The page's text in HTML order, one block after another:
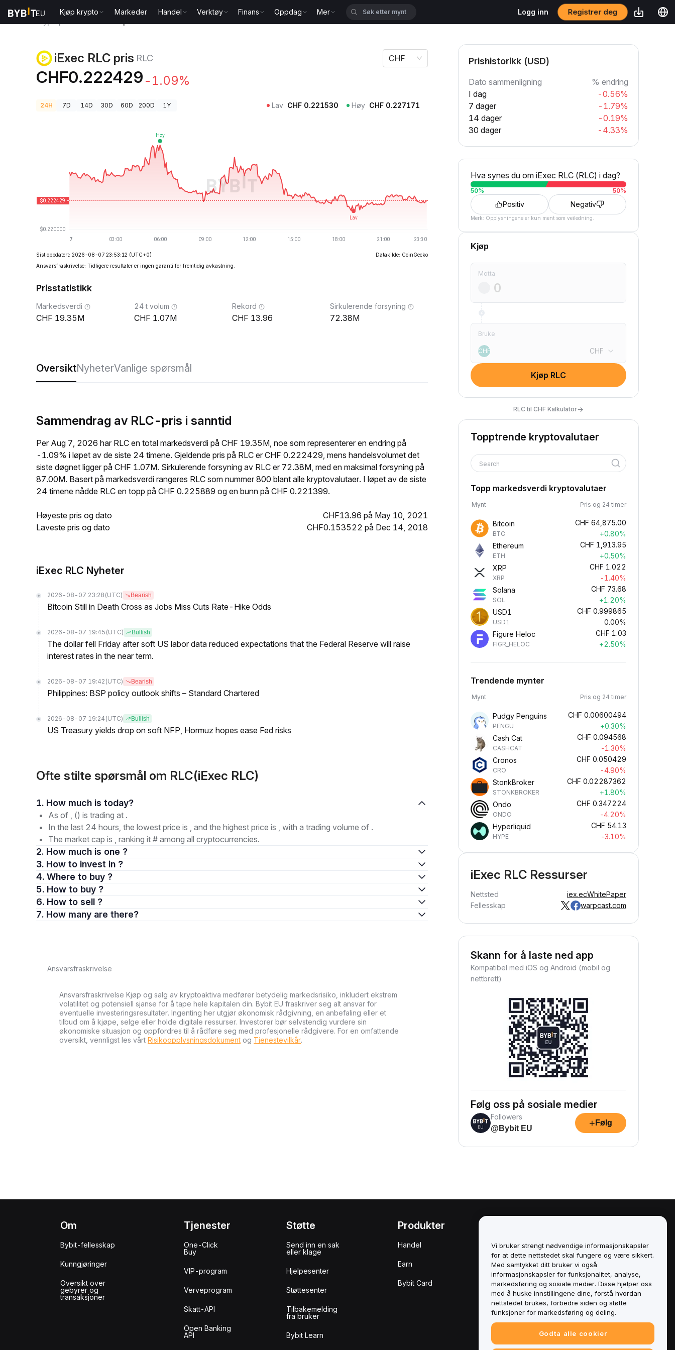
Kjøp krypto Markeder Handel Verktøy Finans Oppdag Mer Logg inn Registrer deg
iExec RLC pris RLC
CHF0.222429 -1.09%
CHF
24H 7D 14D 30D 60D 200D 1Y Lav CHF 0.221530 Høy CHF 0.227171
Sist oppdatert: 2026-08-07 23:53:12 (UTC+0)
Datakilde: CoinGecko
Ansvarsfraskrivelse: Tidligere resultater er ingen garanti for fremtidig avkastning.
Prisstatistikk
Markedsverdi
19.35M
24 t volum
1.07M
Rekord
13.96
Sirkulerende forsyning
72.38M
OversiktNyheterVanlige spørsmål
Sammendrag av RLC-pris i sanntid
Per Aug 7, 2026 har RLC en total markedsverdi på CHF 19.35M, noe som representerer en endring på
-1.09% i løpet av de siste 24 timene. Gjeldende pris på RLC er CHF 0.222429, mens handelsvolumet det
siste døgnet ligger på CHF 1.07M. Sirkulerende forsyning av RLC er 72.38M, med en maksimal forsyning på
87.00M. Basert på markedsverdi rangeres RLC som nummer 800 blant alle kryptovalutaer. I løpet av de siste
24 timene nådde RLC en topp på CHF 0.225889 og en bunn på CHF 0.221399.
Høyeste pris og dato
CHF13.96 på May 10, 2021
Laveste pris og dato
CHF0.153522 på Dec 14, 2018
iExec RLC Nyheter
2026-08-07 23:28 (UTC) Bearish
Bitcoin Still in Death Cross as Jobs Miss Cuts Rate-Hike Odds
2026-08-07 19:45 (UTC) Bullish
The dollar fell Friday after soft US labor data reduced expectations that the Federal Reserve will raise
interest rates in the near term.
2026-08-07 19:42 (UTC) Bearish
Philippines: BSP policy outlook shifts – Standard Chartered
2026-08-07 19:24 (UTC) Bullish
US Treasury yields drop on soft NFP, Hormuz hopes ease Fed risks
Ofte stilte spørsmål om RLC(iExec RLC)
1. How much is today?
As of , () is trading at .
In the last 24 hours, the lowest price is , and the highest price is , with a trading volume of .
The market cap is , ranking it # among all cryptocurrencies.
2. How much is one ?
3. How to invest in ?
4. Where to buy ?
5. How to buy ?
6. How to sell ?
7. How many are there?
Ansvarsfraskrivelse
Ansvarsfraskrivelse Kjøp og salg av kryptoaktiva medfører betydelig markedsrisiko, inkludert ekstrem
volatilitet og potensiell sjanse for å tape hele kapitalen din. Bybit EU fraskriver seg alt ansvar for
eventuelle investeringsresultater. Ingenting her utgjør økonomisk rådgivning, en anbefaling eller et
tilbud om å kjøpe, selge eller holde digitale ressurser. Investorer bør selvstendig vurdere sin
økonomiske situasjon og oppfordres til å rådføre seg med profesjonelle rådgivere. For en omfattende
oversikt, vennligst les vårt Risikoopplysningsdokument og Tjenestevilkår.
Prishistorikk (USD)
Dato sammenligning
% endring
I dag
-0.56%
7 dager
-1.79%
14 dager
-0.19%
30 dager
-4.33%
Hva synes du om iExec RLC (RLC) i dag?
50% 50%
Positiv Negativ
Merk: Opplysningene er kun ment som veiledning.
Kjøp
Motta
Bruke
CHF CHF
Kjøp RLC
RLC til CHF Kalkulator→
Topptrende kryptovalutaer
Search
Topp markedsverdi kryptovalutaer
Mynt Pris og 24 timer
Bitcoin
BTC
CHF 64,875.00
+0.80%
Ethereum
ETH
CHF 1,913.95
+0.50%
XRP
XRP
CHF 1.022
-1.40%
Solana
SOL
CHF 73.68
+1.20%
USD1
USD1
CHF 0.999865
0.00%
Figure Heloc
FIGR_HELOC
CHF 1.03
+2.50%
Trendende mynter
Mynt Pris og 24 timer
Pudgy Penguins
PENGU
CHF 0.00600494
+0.30%
Cash Cat
CASHCAT
CHF 0.094568
-1.30%
Cronos
CRO
CHF 0.050429
-4.90%
StonkBroker
STONKBROKER
CHF 0.02287362
+1.80%
Ondo
ONDO
CHF 0.347224
-4.20%
Hyperliquid
HYPE
CHF 54.13
-3.10%
iExec RLC Ressurser
Nettsted iex.ecWhitePaper
Fellesskap
warpcast.com
Skann for å laste ned app
Kompatibel med iOS og Android (mobil og
nettbrett)
Følg oss på sosiale medier
Followers
@Bybit EU
+ Følg
Om
Bybit-fellesskap
Kunngjøringer
Oversikt over
gebyrer og
transaksjoner
Tjenester
One-Click
Buy
VIP-program
Verveprogram
Skatt-API
Open Banking
API
Støtte
Send inn en sak
eller klage
Hjelpesenter
Støttesenter
Tilbakemelding
fra bruker
Bybit Learn
Produkter
Handel
Earn
Bybit Card
Retningslinjer for
interessekonflikter
Sammendrag av retningslinjene for
oppbevaring og administrasjon
ESG-informasjon
Crypto-Asset White Papers
Vi bruker strengt nødvendige informasjonskapsler
for at dette nettstedet skal fungere og være sikkert.
Med samtykket ditt bruker vi også
informasjonskapsler for funksjonalitet, analyse,
markedsføring og sosiale medier. Disse hjelper oss
med å huske innstillingene dine, forstå hvordan
nettstedet brukes, forbedre siden og støtte
funksjoner for markedsføring og deling.
Godta alle cookier